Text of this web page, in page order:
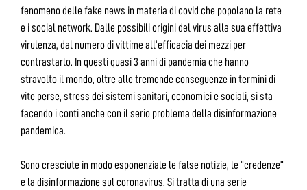
fenomeno delle fake news in materia di covid che popolano la rete
e i social network. Dalle possibili origini del virus alla sua effettiva
virulenza, dal numero di vittime all’efficacia dei mezzi per
contrastarlo. In questi quasi 3 anni di pandemia che hanno
stravolto il mondo, oltre alle tremende conseguenze in termini di
vite perse, stress dei sistemi sanitari, economici e sociali, si sta
facendo i conti anche con il serio problema della disinformazione
pandemica.
Sono cresciute in modo esponenziale le false notizie, le “credenze”
e la disinformazione sul coronavirus. Si tratta di una serie